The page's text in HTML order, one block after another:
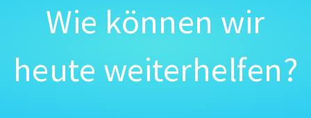
Wie können wir
heute weiterhelfen?